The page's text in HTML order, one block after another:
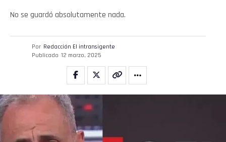
No se guardó absolutamente nada.
Por Redacción El intransigente
Publicado 12 marzo, 2025